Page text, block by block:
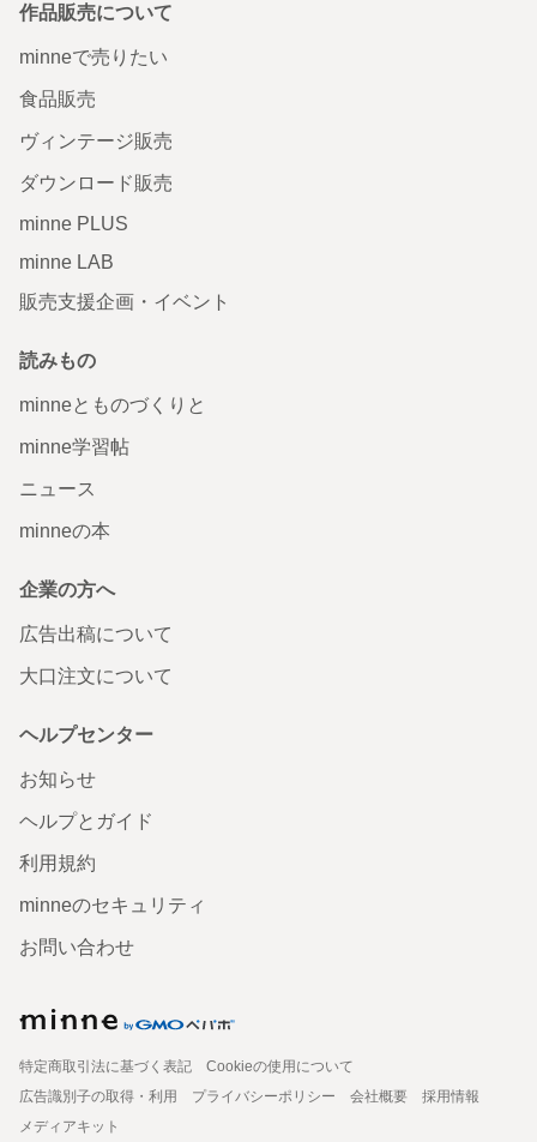
作品販売について
minneで売りたい
食品販売
ヴィンテージ販売
ダウンロード販売
minne PLUS
minne LAB
販売支援企画・イベント
読みもの
minneとものづくりと
minne学習帖
ニュース
minneの本
企業の方へ
広告出稿について
大口注文について
ヘルプセンター
お知らせ
ヘルプとガイド
利用規約
minneのセキュリティ
お問い合わせ
特定商取引法に基づく表記
Cookieの使用について
広告識別子の取得・利用
プライバシーポリシー 会社概要
採用情報
メディアキット